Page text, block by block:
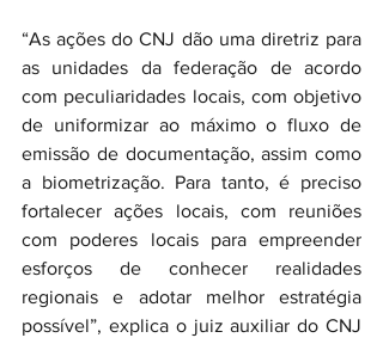
“As ações do CNJ dão uma diretriz para
as unidades da federação de acordo
com peculiaridades locais, com objetivo
de uniformizar ao máximo o fluxo de
emissão de documentação, assim como
a biometrização. Para tanto, é preciso
fortalecer ações locais, com reuniões
com poderes locais para empreender
esforços de conhecer realidades
regionais e adotar melhor estratégia
possível”, explica o juiz auxiliar do CNJ